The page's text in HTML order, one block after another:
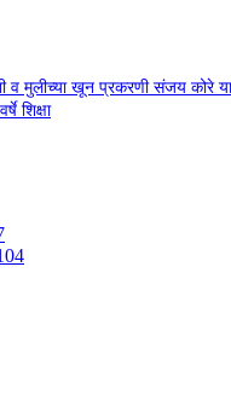
व मुलीच्या खून प्रकरणी संजय कोरे
शिक्षा